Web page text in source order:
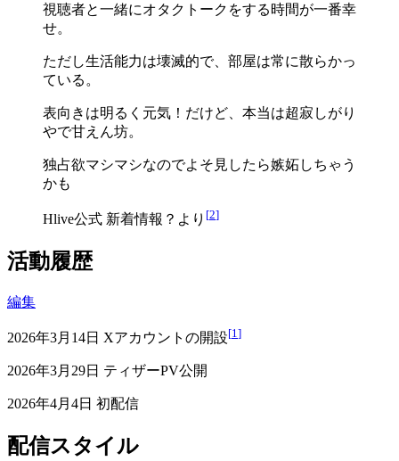
視聴者と一緒にオタクトークをする時間が一番幸
せ。
ただし生活能力は壊滅的で、部屋は常に散らかっ
ている。
表向きは明るく元気！だけど、本当は超寂しがり
やで甘えん坊。
独占欲マシマシなのでよそ見したら嫉妬しちゃう
かも
Hlive公式 新着情報？より [2]
活動履歴
編集
2026年3月14日 Xアカウントの開設[1 ]
2026年3月29日 ティザーPV公開
2026年4月4日 初配信
配信スタイル